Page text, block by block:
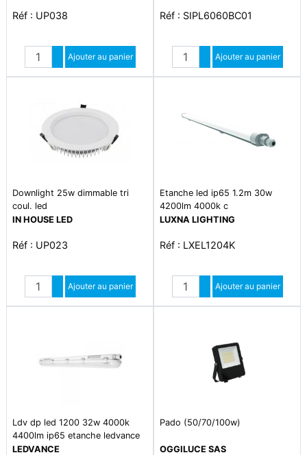
Réf : UP038
Quantité
Augmenter quantité
Diminuer quantité
Ajouter au panier
Réf : SIPL6060BC01
Quantité
Augmenter quantité
Diminuer quantité
Ajouter au panier
Downlight 25w dimmable tri
coul. led
IN HOUSE LED
Réf : UP023
Quantité
Augmenter quantité
Diminuer quantité
Ajouter au panier
Etanche led ip65 1.2m 30w
4200lm 4000k c
LUXNA LIGHTING
Réf : LXEL1204K
Quantité
Augmenter quantité
Diminuer quantité
Ajouter au panier
Ldv dp led 1200 32w 4000k
4400lm ip65 etanche ledvance
LEDVANCE
Pado (50/70/100w)
OGGILUCE SAS